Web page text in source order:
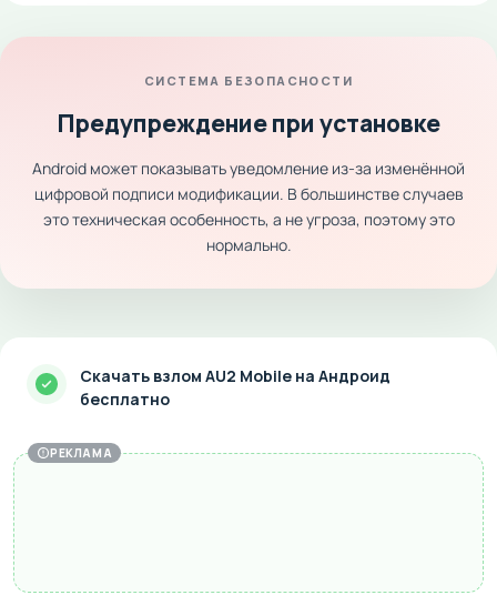
СИСТЕМА БЕЗОПАСНОСТИ
Предупреждение при установке
Android может показывать уведомление из-за изменённой
цифровой подписи модификации. В большинстве случаев
это техническая особенность, а не угроза, поэтому это
нормально.
Скачать взлом AU2 Mobile на Андроид
бесплатно
РЕКЛАМА